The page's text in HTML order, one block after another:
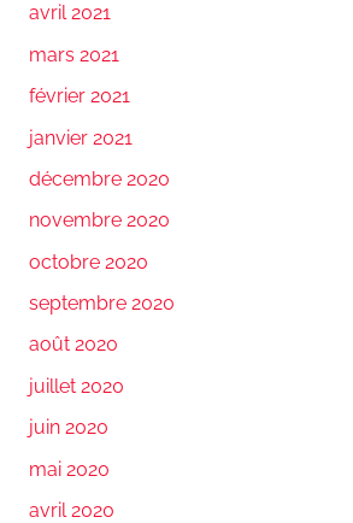
avril 2021
mars 2021
février 2021
janvier 2021
décembre 2020
novembre 2020
octobre 2020
septembre 2020
août 2020
juillet 2020
juin 2020
mai 2020
avril 2020